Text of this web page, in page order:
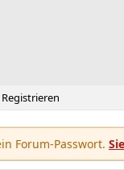
Registrieren
Forum-Passwort.